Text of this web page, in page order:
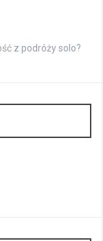
z podróży solo?